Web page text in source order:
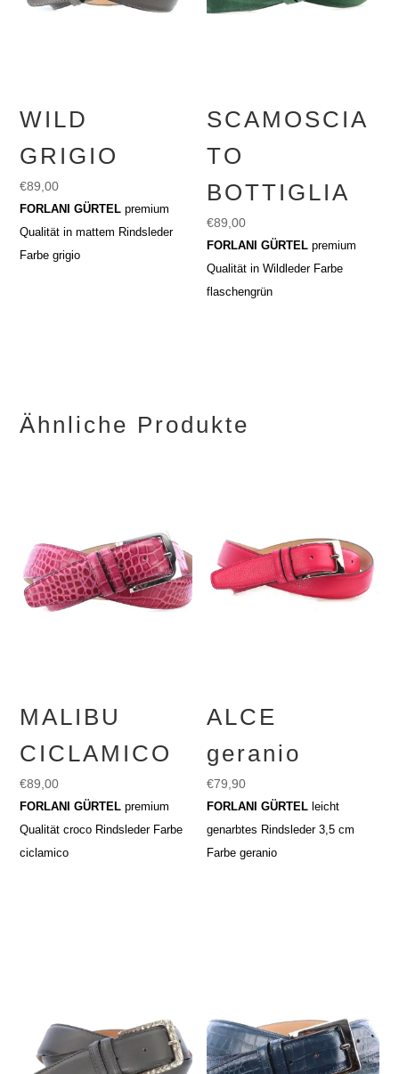
WILD
GRIGIO
€89,00
FORLANI GÜRTEL premium
Qualität in mattem Rindsleder
Farbe grigio
SCAMOSCIA
TO
BOTTIGLIA
€89,00
FORLANI GÜRTELpremium
Qualität in Wildleder Farbe
flaschengrün
Ähnliche Produkte
MALIBU
CICLAMICO
€89,00
FORLANI GÜRTEL premium
Qualität croco Rindsleder Farbe
ciclamico
ALCE
geranio
€79,90
FORLANI GÜRTEL leicht
genarbtes Rindsleder 3,5 cm
Farbe geranio